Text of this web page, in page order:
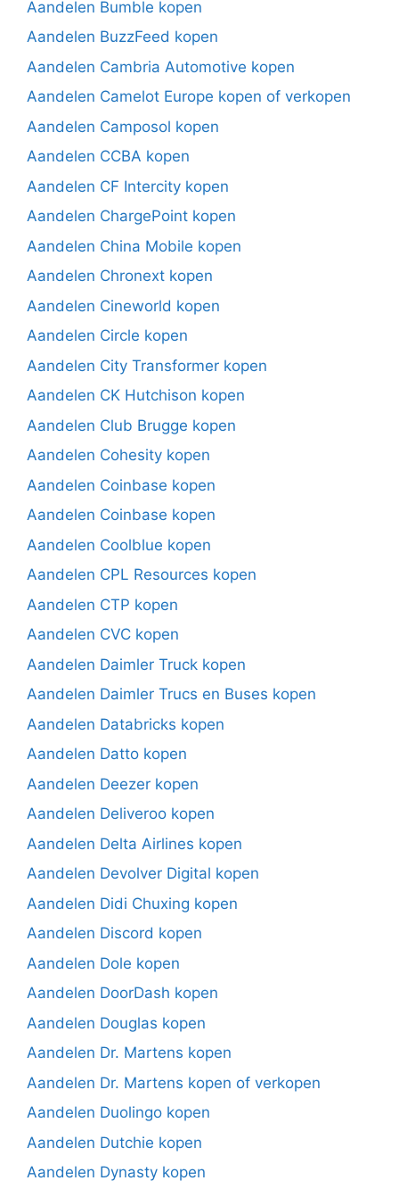
Aandelen Bumble kopen
Aandelen BuzzFeed kopen
Aandelen Cambria Automotive kopen
Aandelen Camelot Europe kopen of verkopen
Aandelen Camposol kopen
Aandelen CCBA kopen
Aandelen CF Intercity kopen
Aandelen ChargePoint kopen
Aandelen China Mobile kopen
Aandelen Chronext kopen
Aandelen Cineworld kopen
Aandelen Circle kopen
Aandelen City Transformer kopen
Aandelen CK Hutchison kopen
Aandelen Club Brugge kopen
Aandelen Cohesity kopen
Aandelen Coinbase kopen
Aandelen Coinbase kopen
Aandelen Coolblue kopen
Aandelen CPL Resources kopen
Aandelen CTP kopen
Aandelen CVC kopen
Aandelen Daimler Truck kopen
Aandelen Daimler Trucs en Buses kopen
Aandelen Databricks kopen
Aandelen Datto kopen
Aandelen Deezer kopen
Aandelen Deliveroo kopen
Aandelen Delta Airlines kopen
Aandelen Devolver Digital kopen
Aandelen Didi Chuxing kopen
Aandelen Discord kopen
Aandelen Dole kopen
Aandelen DoorDash kopen
Aandelen Douglas kopen
Aandelen Dr. Martens kopen
Aandelen Dr. Martens kopen of verkopen
Aandelen Duolingo kopen
Aandelen Dutchie kopen
Aandelen Dynasty kopen